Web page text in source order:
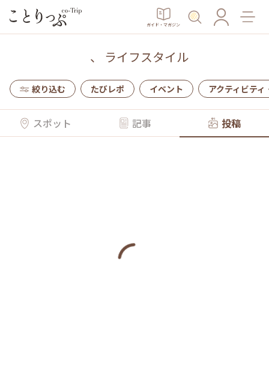
ガイド・マガジン
、 ライフスタイル
絞り込む たびレポ イベント アクティビティ
スポット 記事 投稿